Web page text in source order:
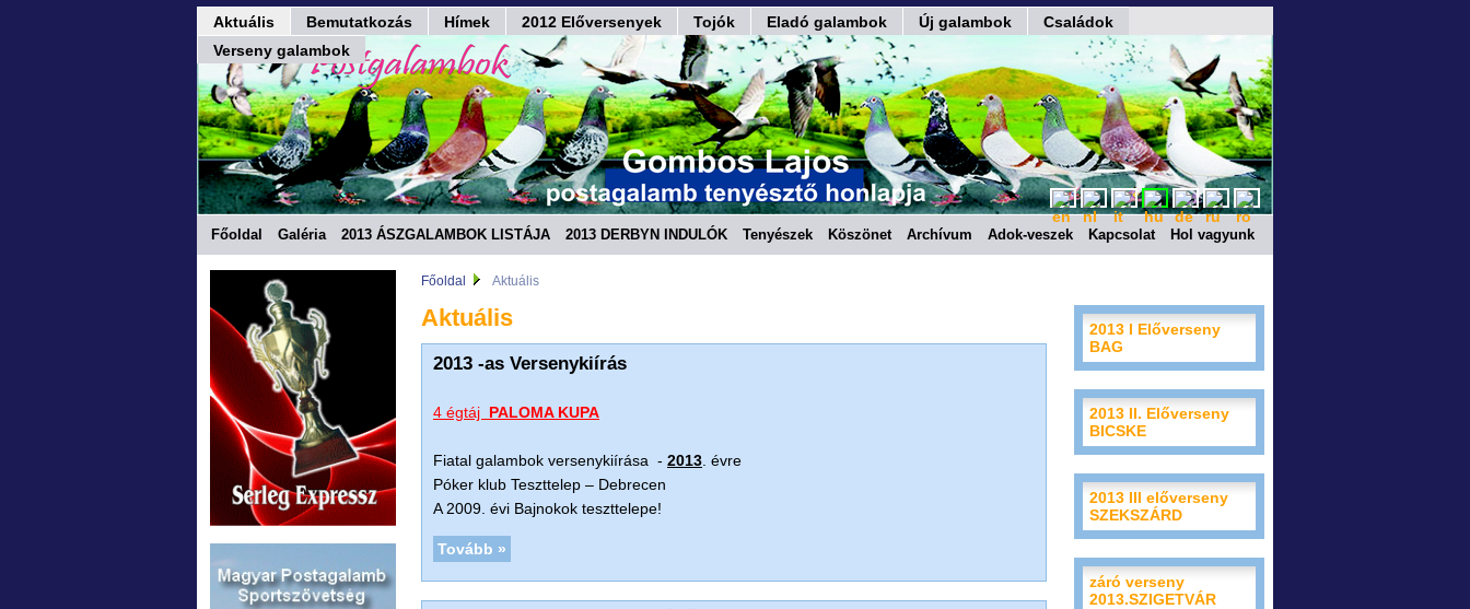
Aktuális Bemutatkozás Hímek 2012 Előversenyek Tojók Eladó galambok Új galambok
Családok
Verseny galambok
Főoldal Galéria 2013 ÁSZGALAMBOK LISTÁJA 2013 DERBYN INDULÓK Tenyészek Köszönet Archívum Adok-veszek Kapcsolat
Hol vagyunk
Főoldal Aktuális
Aktuális
2013 -as Versenykiírás
4 égtáj PALOMA KUPA
Fiatal galambok versenykiírása - 2013. évre
Póker klub Teszttelep – Debrecen
A 2009. évi Bajnokok teszttelepe!
Tovább »
2013 I Előverseny
BAG
2013 II. Előverseny
BICSKE
2013 III előverseny
SZEKSZÁRD
záró verseny
2013.SZIGETVÁR